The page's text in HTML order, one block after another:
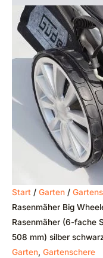
Start / Garten /
Rasenmäher Big
Rasenmäher (6-fache
508 mm) silber
Garten Gartenschere